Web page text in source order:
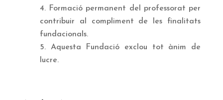
Formació permanent del professorat per
contribuir al compliment de les finalitats
fundacionals.
Aquesta Fundació exclou tot ànim de
lucre.